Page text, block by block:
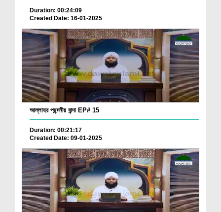
Duration: 00:24:09
Created Date: 16-01-2025
আল্লাহর পছন্দনীয় বান্দা EP# 15
Duration: 00:21:17
Created Date: 09-01-2025